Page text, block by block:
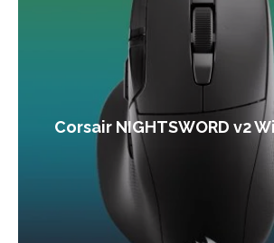
Corsair NIGHTSWORD v2